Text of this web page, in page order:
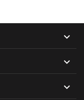


